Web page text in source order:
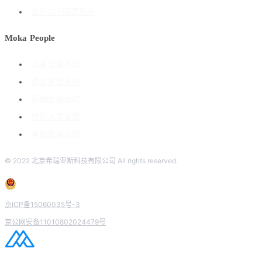
Moka People
© 2022 北京希瑞亚斯科技有限公司 All rights reserved.
京ICP备15060035号-3
京公网安备11010802024479号